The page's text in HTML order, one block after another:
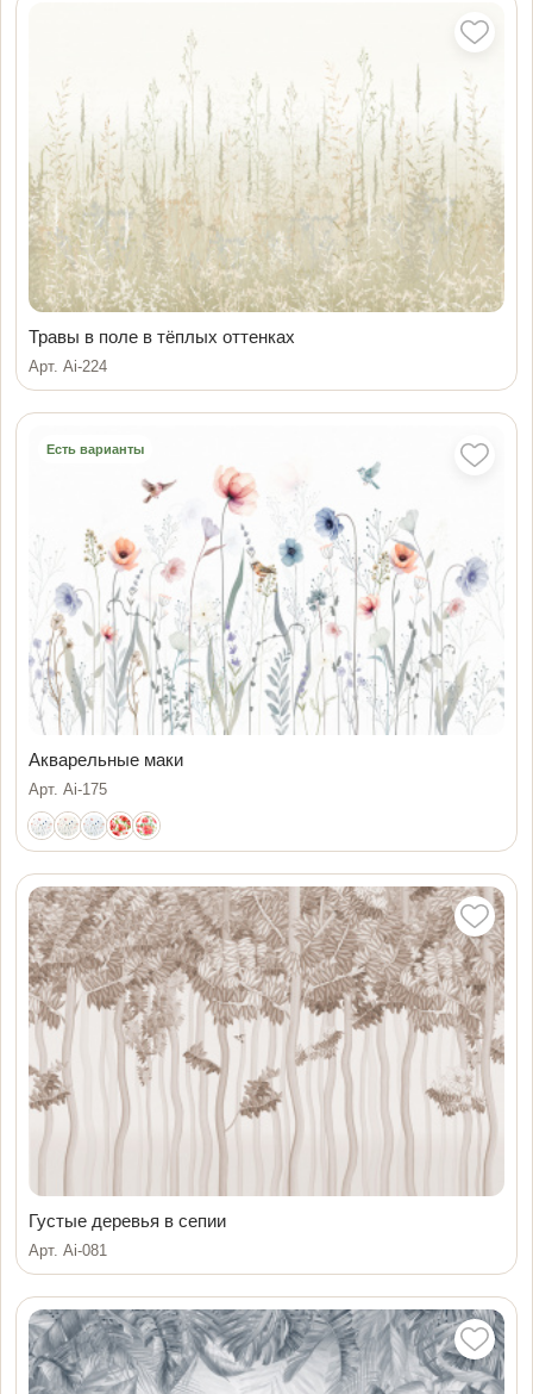
Травы в поле в тёплых оттенках
Арт. Ai-224
Есть варианты
Акварельные маки
Арт. Ai-175
Густые деревья в сепии
Арт. Ai-081